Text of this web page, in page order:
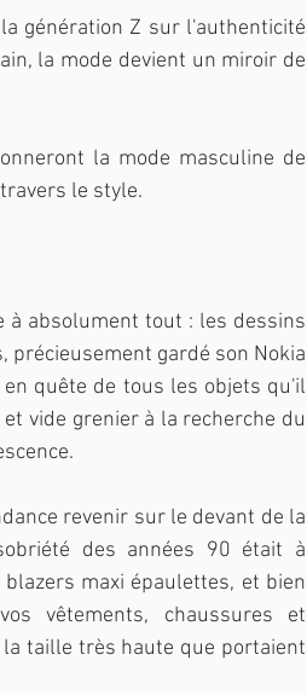
génération Z sur l'authenticité
la mode devient un miroir de
la mode masculine de
le style.
à absolument tout : les dessins
précieusement gardé son Nokia
quête de tous les objets qu'il
vide grenier à la recherche du
revenir sur le devant de la
des années 90 était à
maxi épaulettes, et bien
vêtements, chaussures et
taille très haute que portaient